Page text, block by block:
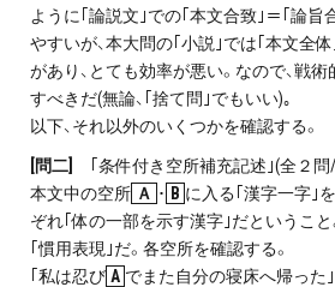
ように｢論説文｣での｢本文合致｣＝｢論旨
やすいが、本大問の｢小説｣では｢本文全
があり、とても効率が悪い。なので、戦
すべきだ(無論、｢捨て問｣でもいい)｡
以下、それ以外のいくつかを確認する。
[問二]
｢条件付き空所補充記述｣(全２問
本文中の空所 Ａ ･ B に入る｢漢字一字｣
ぞれ｢体の一部を示す漢字｣だということ
｢慣用表現｣だ。各空所を確認する。
｢私は忍び A でまた自分の寝床へ帰った